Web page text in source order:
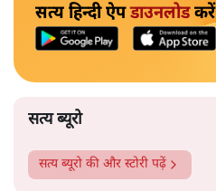
सत्य हिन्दी ऐपडाउनलोडकरें
सत्य ब्यूरो
सत्य ब्यूरो की और स्टोरी पढ़ें